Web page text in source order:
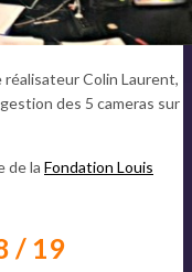
réalisateur Colin Laurent,
des 5 cameras sur
de la Fondation Louis
/ 19